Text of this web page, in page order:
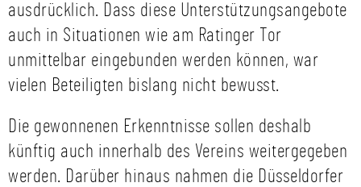
ausdrücklich. Dass diese Unterstützungsangebote
auch in Situationen wie am Ratinger Tor
unmittelbar eingebunden werden können, war
vielen Beteiligten bislang nicht bewusst.
Die gewonnenen Erkenntnisse sollen deshalb
künftig auch innerhalb des Vereins weitergegeben
werden. Darüber hinaus nahmen die Düsseldorfer